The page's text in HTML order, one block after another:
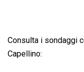
Consulta i sondaggi
Capellino: